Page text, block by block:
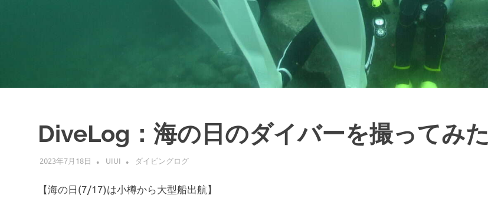
DiveLog：海の日のダイバーを撮ってみた
2023年7月18日 UIUI ダイビングログ
【海の日(7/17)は小樽から大型船出航】